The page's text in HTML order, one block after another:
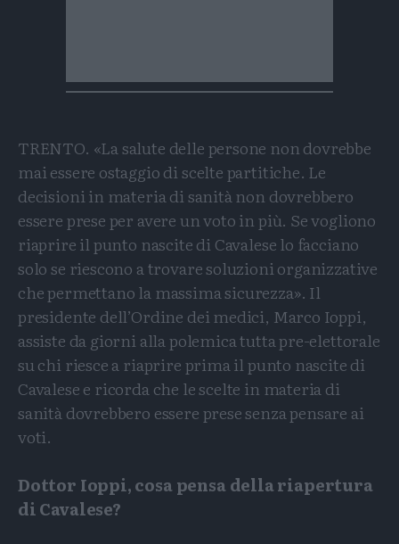
TRENTO. «La salute delle persone non dovrebbe
mai essere ostaggio di scelte partitiche. Le
decisioni in materia di sanità non dovrebbero
essere prese per avere un voto in più. Se vogliono
riaprire il punto nascite di Cavalese lo facciano
solo se riescono a trovare soluzioni organizzative
che permettano la massima sicurezza». Il
presidente dell’Ordine dei medici, Marco Ioppi,
assiste da giorni alla polemica tutta pre-elettorale
su chi riesce a riaprire prima il punto nascite di
Cavalese e ricorda che le scelte in materia di
sanità dovrebbero essere prese senza pensare ai
voti.
Dottor Ioppi, cosa pensa della riapertura
di Cavalese?